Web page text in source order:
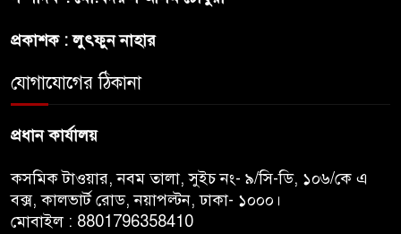
প্রকাশক : লুৎফুন নাহার
যোগাযোগের ঠিকানা
প্রধান কার্যালয়
কসমিক টাওয়ার, নবম তালা, সুইচ নং- ৯/সি-ডি, ১০৬/কে এ
বক্স, কালভার্ট রোড, নয়াপল্টন, ঢাকা- ১০০০।
মোবাইল : 8801796358410